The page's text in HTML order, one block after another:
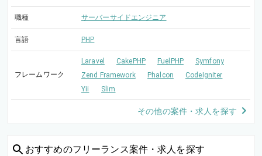
職種 サーバーサイドエンジニア
言語 PHP
フレームワーク
Laravel CakePHP FuelPHP
Symfony
Zend Framework
Phalcon
CodeIgniter
Yii
Slim
その他の案件・求人を探す
おすすめのフリーランス案件・求人を探す